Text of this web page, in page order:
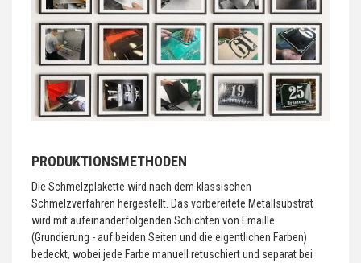
PRODUKTIONSMETHODEN
Die Schmelzplakette wird nach dem klassischen
Schmelzverfahren hergestellt. Das vorbereitete Metallsubstrat
wird mit aufeinanderfolgenden Schichten von Emaille
(Grundierung - auf beiden Seiten und die eigentlichen Farben)
bedeckt, wobei jede Farbe manuell retuschiert und separat bei